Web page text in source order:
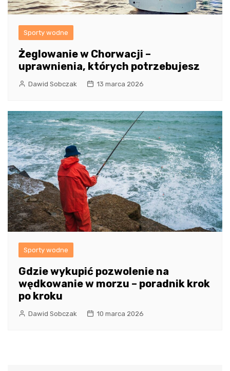
Sporty wodne
Żeglowanie w Chorwacji –
uprawnienia, których potrzebujesz
Dawid Sobczak 13 marca 2026
Sporty wodne
Gdzie wykupić pozwolenie na
wędkowanie w morzu – poradnik krok
po kroku
Dawid Sobczak 10 marca 2026